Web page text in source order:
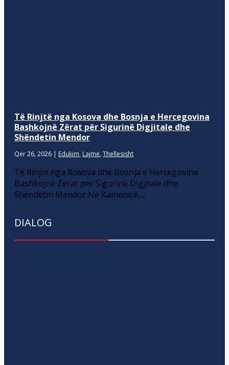
Të Rinjtë nga Kosova dhe Bosnja e Hercegovina
Bashkojnë Zërat për Sigurinë Digjitale dhe
Shëndetin Mendor
Qer 26, 2026 | Edukim, Lajme, Thellesisht
Të Rinjtë nga Kosova dhe Bosnja e Hercegovina
Bashkojnë Zërat për Sigurinë Digjitale dhe
Shëndetin Mendor Në Kamenicë,...
DIALOG